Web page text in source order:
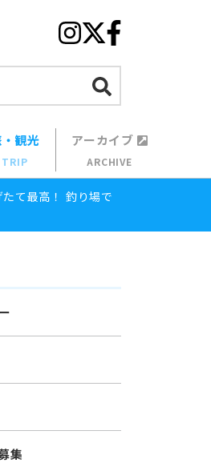
観光
TRIP
アーカイブ
ARCHIVE
て最高！ 釣り場で
集